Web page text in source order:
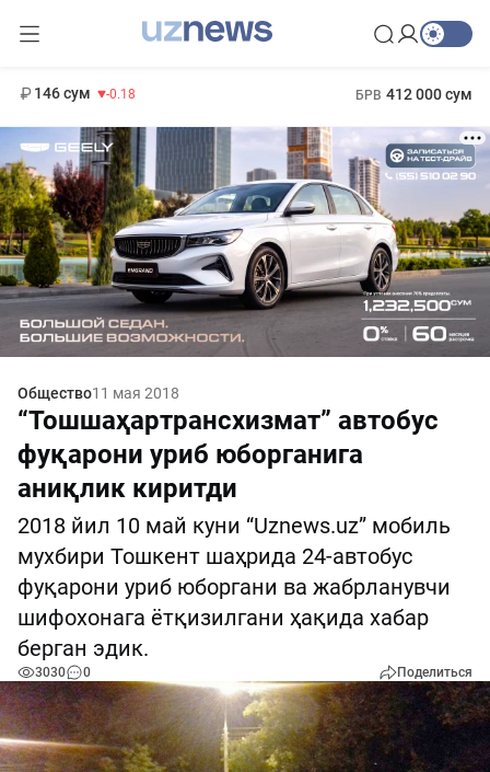
146 сум -0.18 БРВ 412 000 сум
Общество11 мая 2018
“Тошшаҳартранcхизмат” автобус
фуқарони уриб юборганига
аниқлик киритди
2018 йил 10 май куни “Uznews.uz” мобиль
мухбири Тошкент шаҳрида 24-автобус
фуқарони уриб юборгани ва жабрланувчи
шифохонага ётқизилгани ҳақида хабар
берган эдик.
3030 0 Поделиться